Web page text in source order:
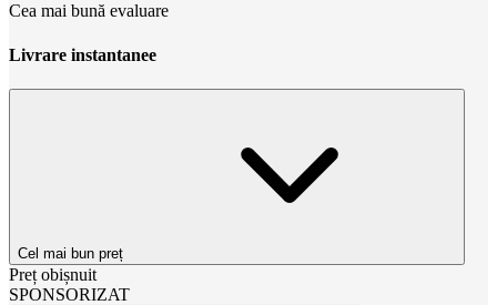
Cea mai bună evaluare
Livrare instantanee
Cel mai bun preț
Preț obișnuit
SPONSORIZAT